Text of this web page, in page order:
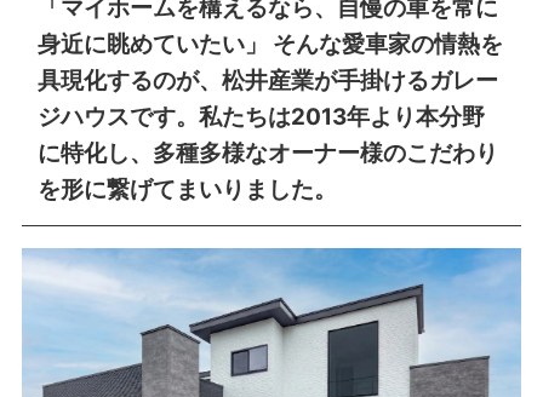
「マイホームを構えるなら、自慢の車を常に
身近に眺めていたい」 そんな愛車家の情熱を
具現化するのが、松井産業が手掛けるガレー
ジハウスです。私たちは2013年より本分野
に特化し、多種多様なオーナー様のこだわり
を形に繋げてまいりました。